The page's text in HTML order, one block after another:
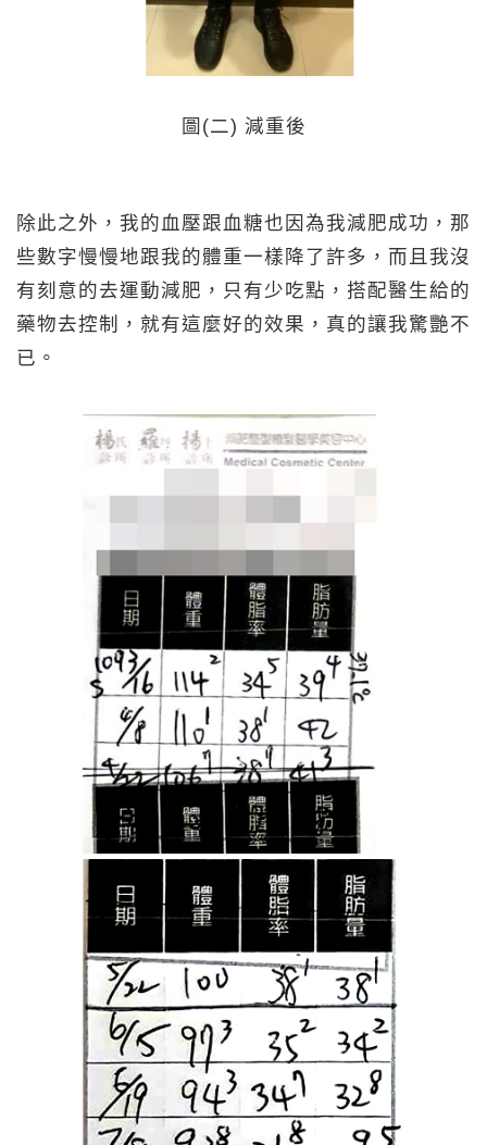
圖(二) 減重後
除此之外，我的血壓跟血糖也因為我減肥成功，那
些數字慢慢地跟我的體重一樣降了許多，而且我沒
有刻意的去運動減肥，只有少吃點，搭配醫生給的
藥物去控制，就有這麼好的效果，真的讓我驚艷不
已。